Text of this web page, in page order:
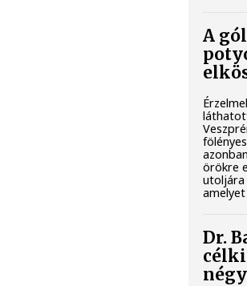
A
örökre
utoljára
Dr.